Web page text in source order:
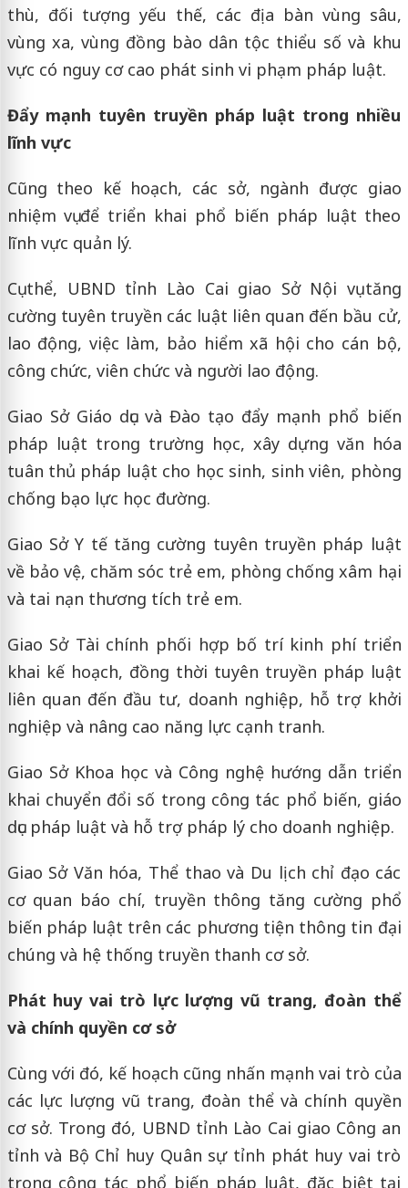
thù, đối tượng yếu thế, các địa bàn vùng sâu,
vùng xa, vùng đồng bào dân tộc thiểu số và khu
vực có nguy cơ cao phát sinh vi phạm pháp luật.
Đẩy mạnh tuyên truyền pháp luật trong nhiều
lĩnh vực
Cũng theo kế hoạch, các sở, ngành được giao
nhiệm vụ để triển khai phổ biến pháp luật theo
lĩnh vực quản lý.
Cụ thể, UBND tỉnh Lào Cai giao Sở Nội vụ tăng
cường tuyên truyền các luật liên quan đến bầu cử,
lao động, việc làm, bảo hiểm xã hội cho cán bộ,
công chức, viên chức và người lao động.
Giao Sở Giáo dục và Đào tạo đẩy mạnh phổ biến
pháp luật trong trường học, xây dựng văn hóa
tuân thủ pháp luật cho học sinh, sinh viên, phòng
chống bạo lực học đường.
Giao Sở Y tế tăng cường tuyên truyền pháp luật
về bảo vệ, chăm sóc trẻ em, phòng chống xâm hại
và tai nạn thương tích trẻ em.
Giao Sở Tài chính phối hợp bố trí kinh phí triển
khai kế hoạch, đồng thời tuyên truyền pháp luật
liên quan đến đầu tư, doanh nghiệp, hỗ trợ khởi
nghiệp và nâng cao năng lực cạnh tranh.
Giao Sở Khoa học và Công nghệ hướng dẫn triển
khai chuyển đổi số trong công tác phổ biến, giáo
dục pháp luật và hỗ trợ pháp lý cho doanh nghiệp.
Giao Sở Văn hóa, Thể thao và Du lịch chỉ đạo các
cơ quan báo chí, truyền thông tăng cường phổ
biến pháp luật trên các phương tiện thông tin đại
chúng và hệ thống truyền thanh cơ sở.
Phát huy vai trò lực lượng vũ trang, đoàn thể
và chính quyền cơ sở
Cùng với đó, kế hoạch cũng nhấn mạnh vai trò của
các lực lượng vũ trang, đoàn thể và chính quyền
cơ sở. Trong đó, UBND tỉnh Lào Cai giao Công an
tỉnh và Bộ Chỉ huy Quân sự tỉnh phát huy vai trò
trong công tác phổ biến pháp luật, đặc biệt tại